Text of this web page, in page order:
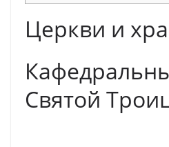
Церкви и
Святой